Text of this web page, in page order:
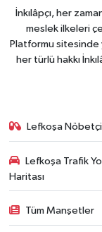
İnkılâpçı, her
meslek ilkeleri
Platformu sitesinde
her türlü hakkı
Lefkoşa
Lefkoşa Trafik
Haritası
Tüm Manşetler